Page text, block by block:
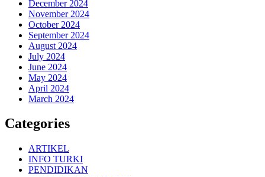
December 2024
November 2024
October 2024
September 2024
August 2024
July 2024
June 2024
May 2024
April 2024
March 2024
Categories
ARTIKEL
INFO TURKI
PENDIDIKAN